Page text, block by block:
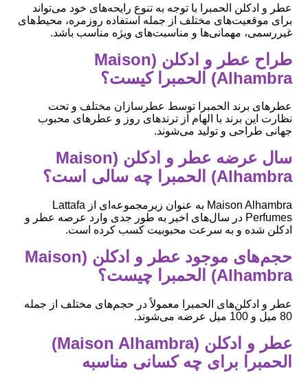
عطر و ادکلن الحمبرا با توجه به تنوع رایحه‌های خود می‌تواند
برای موقعیت‌های مختلف از جمله استفاده روزمره، محیط‌های
غیررسمی، مهمانی‌ها و مناسبت‌های ویژه مناسب باشد.
طراح عطر و ادکلن (Maison
Alhambra) الحمبرا کیست؟
عطرهای برند الحمبرا توسط عطرسازان مختلف و تحت
نظارت این برند با الهام از ترندهای روز و عطرهای محبوب
جهانی طراحی و تولید می‌شوند.
سال عرضه عطر و ادکلن (Maison
Alhambra) الحمبرا چه سالی است؟
Maison Alhambra به عنوان زیرمجموعه‌ای از Lattafa
Perfumes در سال‌های اخیر به طور جدی وارد عرصه عطر و
ادکلن شده و به سرعت محبوبیت کسب کرده است.
حجم‌های موجود عطر و ادکلن (Maison
Alhambra) الحمبرا چیست؟
عطر و ادکلن‌های الحمبرا معمولاً در حجم‌های مختلف از جمله
80 میل و 100 میل عرضه می‌شوند.
عطر و ادکلن (Maison Alhambra)
الحمبرا برای چه کسانی مناسبه